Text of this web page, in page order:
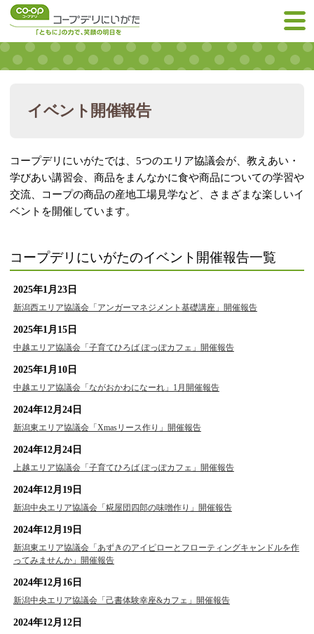
イベント開催報告
コープデリにいがたでは、5つのエリア協議会が、教えあい・
学びあい講習会、商品をまんなかに食や商品についての学習や
交流、コープの商品の産地工場見学など、さまざまな楽しいイ
ベントを開催しています。
コープデリにいがたのイベント開催報告一覧
2025年1月23日
新潟西エリア協議会「アンガーマネジメント基礎講座」開催報告
2025年1月15日
中越エリア協議会「子育てひろば ぽっぽカフェ」開催報告
2025年1月10日
中越エリア協議会「ながおかわになーれ」1月開催報告
2024年12月24日
新潟東エリア協議会「Xmasリース作り」開催報告
2024年12月24日
上越エリア協議会「子育てひろば ぽっぽカフェ」開催報告
2024年12月19日
新潟中央エリア協議会「糀屋団四郎の味噌作り」開催報告
2024年12月19日
新潟東エリア協議会「あずきのアイピローとフローティングキャンドルを作
ってみませんか」開催報告
2024年12月16日
新潟中央エリア協議会「己書体験幸座&カフェ」開催報告
2024年12月12日